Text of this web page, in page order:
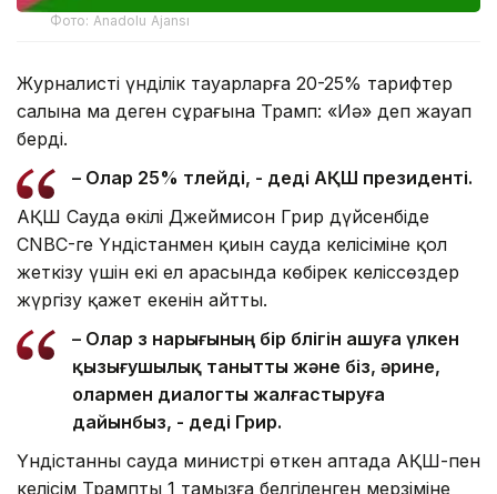
Фото: Anadolu Ajansı
Журналистің үнділік тауарларға 20-25% тарифтер
салына ма деген сұрағына Трамп: «Иә» деп жауап
берді.
– Олар 25% төлейді, - деді АҚШ президенті.
АҚШ Сауда өкілі Джеймисон Грир дүйсенбіде
CNBC-ге Үндістанмен қиын сауда келісіміне қол
жеткізу үшін екі ел арасында көбірек келіссөздер
жүргізу қажет екенін айтты.
– Олар өз нарығының бір бөлігін ашуға үлкен
қызығушылық танытты және біз, әрине,
олармен диалогты жалғастыруға
дайынбыз, - деді Грир.
Үндістанның сауда министрі өткен аптада АҚШ-пен
келісім Трамптың 1 тамызға белгіленген мерзіміне